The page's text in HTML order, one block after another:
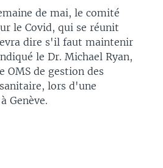
de mai, le comité
le Covid, qui se réunit
dire s'il faut maintenir
le Dr. Michael Ryan,
OMS de gestion des
lors d'une
Genève.